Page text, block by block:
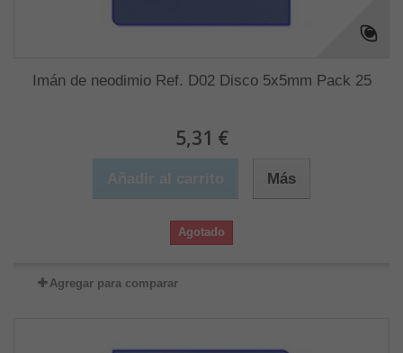
Imán de neodimio Ref. D02 Disco 5x5mm Pack 25
5,31 €
Más
Agotado
Agregar para comparar